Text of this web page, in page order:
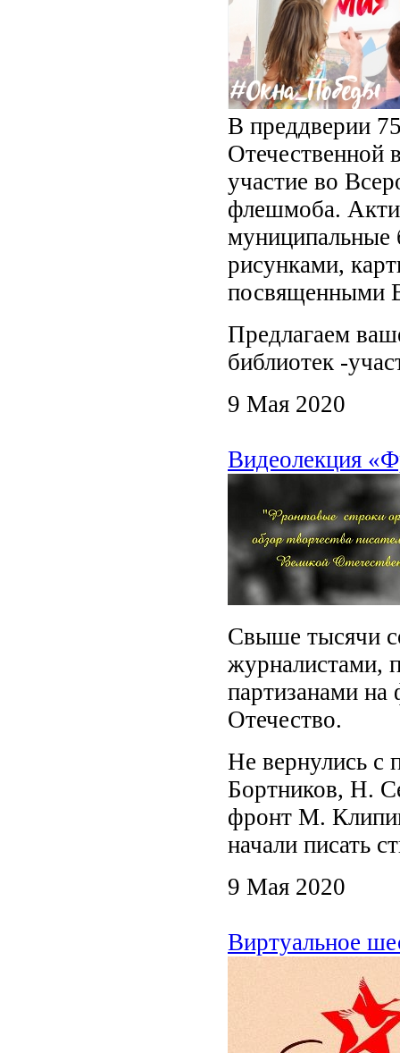
В преддверии
Отечественной
участие во
флешмоба.
муниципальные
рисунками,
посвященными
Предлагаем
библиотек -
9 Мая 2020
Видеолекция
Свыше тысячи
журналистами,
партизанами
Отечество.
Не вернулись с
Бортников, Н.
фронт М.
начали писать
9 Мая 2020
Виртуальное